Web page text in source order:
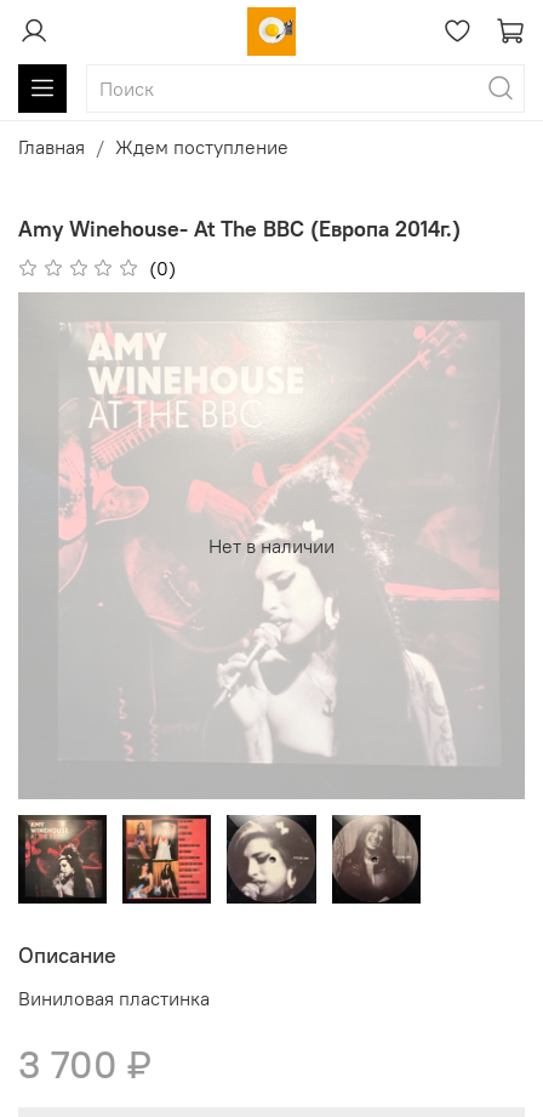
Главная Ждем поступление
Amy Winehouse- At The BBC (Европа 2014г.)
(0)
Нет в наличии
Описание
Виниловая пластинка
3 700 ₽